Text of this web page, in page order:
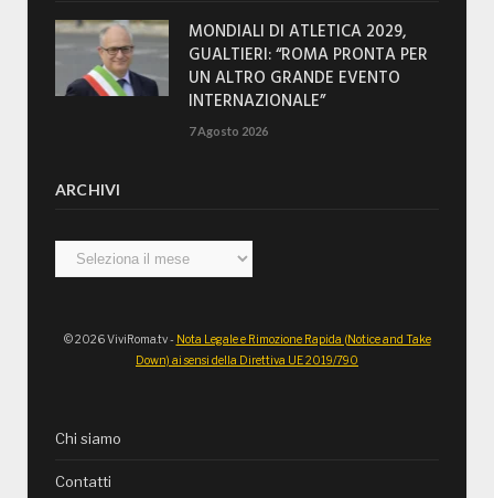
MONDIALI DI ATLETICA 2029,
GUALTIERI: “ROMA PRONTA PER
UN ALTRO GRANDE EVENTO
INTERNAZIONALE”
7 Agosto 2026
ARCHIVI
Archivi
© 2026 ViviRoma.tv - Nota Legale e Rimozione Rapida (Notice and Take
Down) ai sensi della Direttiva UE 2019/790
Chi siamo
Contatti